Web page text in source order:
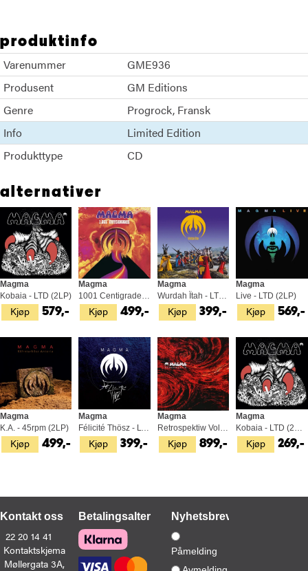
produktinfo
Varenummer
GME936
Produsent
GM Editions
Genre
Progrock Fransk
Info
Limited Edition
Produkttype
CD
alternativer
Kjøp
Magma
Kobaia - LTD (2LP)
579,- Kjøp
Magma
1001 Centigrades - LTD (LP)
499,- Kjøp
Magma
Wurdah Ïtah - LTD (LP)
399,- Kjøp
Magma
Live - LTD (2LP)
569,-
Kjøp
Magma
K.A. - 45rpm (2LP)
499,- Kjøp
Magma
399,- Kjøp
Magma
899,- Kjøp
Magma
269,-
Kontakt oss
22 20 14 41
Kontaktskjema
Møllergata 3A,
BetalingsalternativerNyhetsbrev
Påmelding